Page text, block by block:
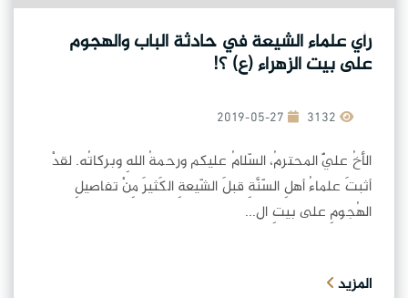
رأي علماء الشيعة في حادثة الباب والهجوم
على بيت الزهراء (ع) ؟!
2019-05-27
الأخُ عليٌّ المحترمُ، السّلامُ عليكم ورحمةُ اللهِ وبركاتُه. لقدْ
أثبتَ علماءُ أهلِ السّنَّةِ قبلَ الشّيعةِ الكَثيرَ مِنْ تفاصيلِ
الهُجومِ على بيتِ ال...
المزيد